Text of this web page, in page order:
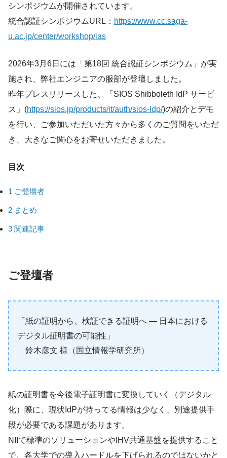
シンポジウムが開催されています。
統合認証シンポジウムURL： https://www.cc.saga-
u.ac.jp/center/workshop/ias
2026年3月6日には「第18回 統合認証シンポジウム」が実
施され、弊社エンジニアの服部が登壇しました。
昨年プレスリリースした、「SIOS Shibboleth IdP サービ
ス」(https://sios.jp/products/it/auth/sios-ldp/)の紹介とデモ
を行い、ご参加いただいた方々から多くのご質問をいただ
き、大きなご関心をお寄せいただきました。
目次
1 ご登壇者
2 まとめ
3 関連記事
ご登壇者
「紙の証明から、検証できる証明へ ― 日本における
デジタル証明書の可能性」
鈴木彦文 様（国立情報学研究所）
紙の証明書を今後電子証明書に変換していく（デジタル
化）際に、現状IdPが持ってる情報は少なく、別途提供手
段が必要である課題があります。
NIIで標準のソリューションやIHV共通基盤を提供すること
で、各大学での導入ハードルを下げられるのではないかと